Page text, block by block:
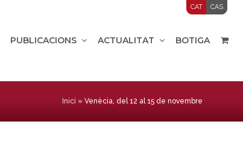
CAT CAS
PUBLICACIONS ACTUALITAT BOTIGA
Inici » Venècia, del 12 al 15 de novembre